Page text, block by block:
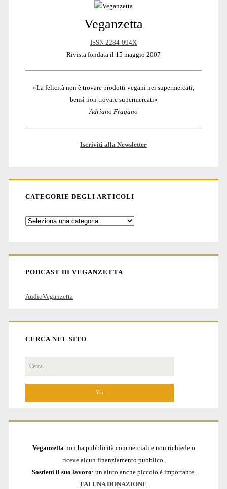
Veganzetta
ISSN 2284-094X
Rivista fondata il 15 maggio 2007
«La felicità non è trovare prodotti vegani nei supermercati,
bensì non trovare supermercati»
Adriano Fragano
Iscriviti alla Newsletter
CATEGORIE DEGLI ARTICOLI
Categorie
PODCAST DI VEGANZETTA
AudioVeganzetta
CERCA NEL SITO
Cerca
per:
Veganzetta non ha pubblicità commerciali e non richiede o
riceve alcun finanziamento pubblico.
Sostieni il suo lavoro: un aiuto anche piccolo è importante.
FAI UNA DONAZIONE